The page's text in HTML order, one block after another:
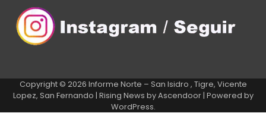
Copyright © 2026 Informe Norte – San Isidro , Tigre, Vicente
Lopez, San Fernando | Rising News byAscendoor| Powered by
WordPress.